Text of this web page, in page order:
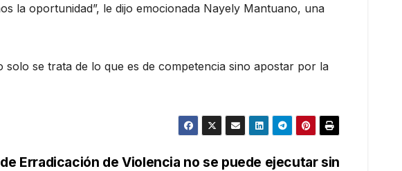
la oportunidad”, le dijo emocionada Nayely Mantuano, una
se trata de lo que es de competencia sino apostar por la
Erradicación de Violencia no se puede ejecutar sin